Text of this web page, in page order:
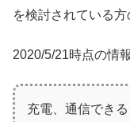
を検討されている方
2020/5/21時点の情
充電、通信でき